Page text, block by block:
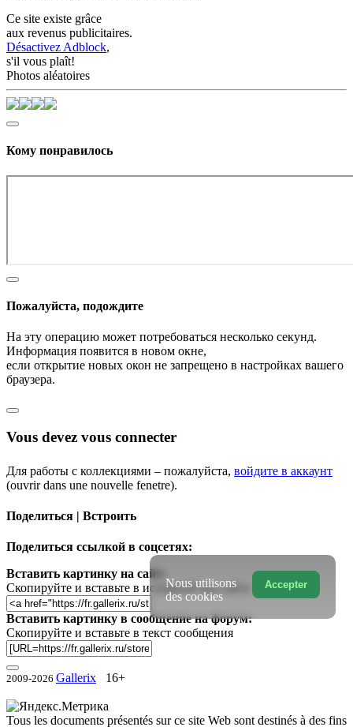
Ce site existe grâce
aux revenus publicitaires.
Désactivez Adblock,
s'il vous plaît!
Photos aléatoires
Кому понравилось
Пожалуйста, подождите
На эту операцию может потребоваться несколько секунд.
Информация появится в новом окне,
если открытие новых окон не запрещено в настройках вашего
браузера.
Vous devez vous connecter
Для работы с коллекциями – пожалуйста, войдите в аккаунт
(ouvrir dans une nouvelle fenetre).
Поделиться | Встроить
Поделиться ссылкой в соцсетях:
Вставить картинку на сайт:
Скопируйте и вставьте в исходный код сайта
Вставить картинку в сообщение на форум:
Скопируйте и вставьте в текст сообщения
2009-2026 Gallerix 16+
Tous les documents présentés sur ce site Web sont destinés à des fins
Accepter
Nous utilisons
des cookies